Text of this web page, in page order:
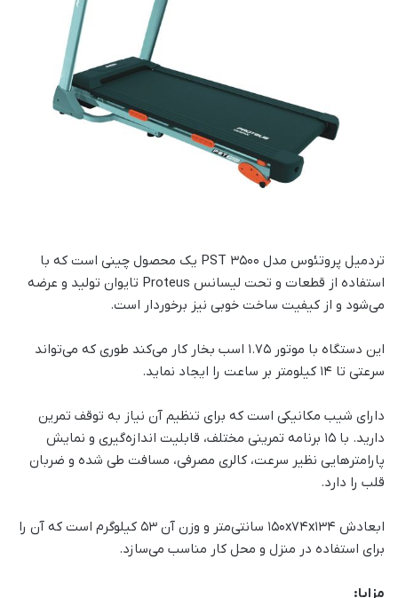
تردمیل پروتئوس مدل PST 3500 یک محصول چینی است که با
استفاده از قطعات و تحت لیسانس Proteus تایوان تولید و عرضه
می‌شود و از کیفیت ساخت خوبی نیز برخوردار است.
این دستگاه با موتور 1.75 اسب بخار کار می‌کند طوری که می‌تواند
سرعتی تا 14 کیلومتر بر ساعت را ایجاد نماید.
دارای شیب مکانیکی است که برای تنظیم آن نیاز به توقف تمرین
دارید. با 15 برنامه تمرینی مختلف، قابلیت اندازه‌گیری و نمایش
پارامترهایی نظیر سرعت، کالری مصرفی، مسافت طی شده و ضربان
قلب را دارد.
ابعادش 150x74x134 سانتی‌متر و وزن آن 53 کیلوگرم است که آن را
برای استفاده در منزل و محل کار مناسب می‌سازد.
مزایا: